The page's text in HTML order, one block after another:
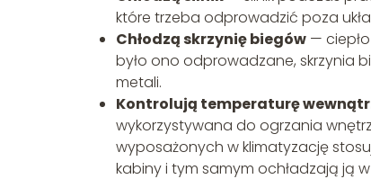
które trzeba odprowadzić poza
Chłodzą skrzynię biegów —
było ono odprowadzane, skrzynia
metali.
Kontrolują temperaturę
wykorzystywana do ogrzania
wyposażonych w klimatyzację
kabiny i tym samym ochładzają ją